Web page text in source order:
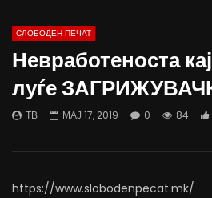
06.08.2026
0
881 10 0
СЛОБОДЕН ПЕЧАТ
Невработеноста
луѓе
ТВ МАЈ 17, 2019 0 84
https://www.slobodenpecat.mk/